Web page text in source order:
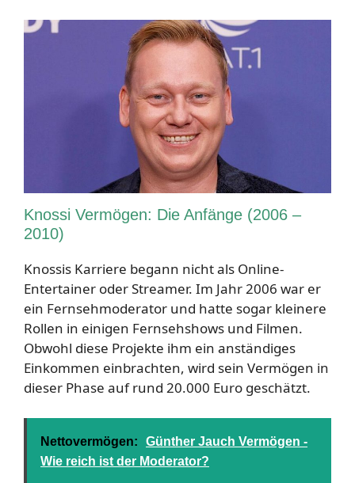
Knossi Vermögen: Die Anfänge (2006 –
2010)
Knossis Karriere begann nicht als Online-
Entertainer oder Streamer. Im Jahr 2006 war er
ein Fernsehmoderator und hatte sogar kleinere
Rollen in einigen Fernsehshows und Filmen.
Obwohl diese Projekte ihm ein anständiges
Einkommen einbrachten, wird sein Vermögen in
dieser Phase auf rund 20.000 Euro geschätzt.
Nettovermögen:
Günther Jauch Vermögen -
Wie reich ist der Moderator?